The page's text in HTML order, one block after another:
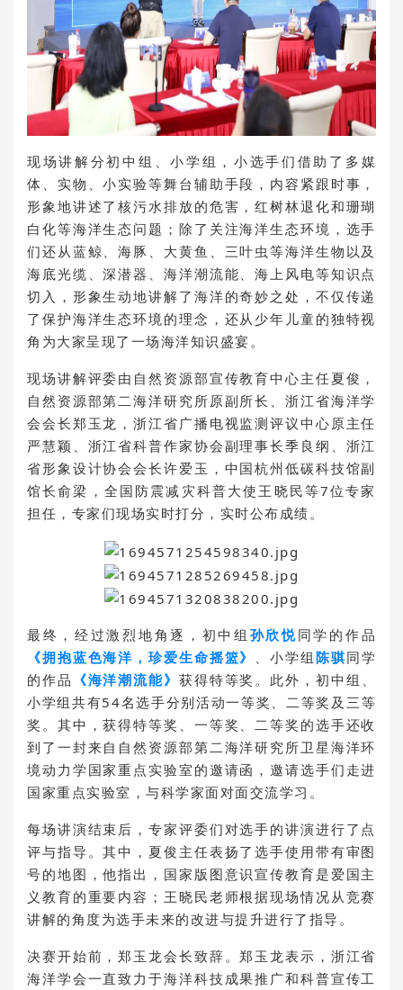
现场讲解分初中组、小学组，小选手们借助了多媒
体、实物、小实验等舞台辅助手段，内容紧跟时事，
形象地讲述了核污水排放的危害，红树林退化和珊瑚
白化等海洋生态问题；除了关注海洋生态环境，选手
们还从蓝鲸、海豚、大黄鱼、三叶虫等海洋生物以及
海底光缆、深潜器、海洋潮流能、海上风电等知识点
切入，形象生动地讲解了海洋的奇妙之处，不仅传递
了保护海洋生态环境的理念，还从少年儿童的独特视
角为大家呈现了一场海洋知识盛宴。
现场讲解评委由自然资源部宣传教育中心主任夏俊，
自然资源部第二海洋研究所原副所长、浙江省海洋学
会会长郑玉龙，浙江省广播电视监测评议中心原主任
严慧颖、浙江省科普作家协会副理事长季良纲、浙江
省形象设计协会会长许爱玉，中国杭州低碳科技馆副
馆长俞梁，全国防震减灾科普大使王晓民等7位专家
担任，专家们现场实时打分，实时公布成绩。
最终，经过激烈地角逐， 初中组 孙欣悦同学的作品
《拥抱蓝色海洋，珍爱生命摇篮》
、小学组 陈骐同学
的作品 《海洋潮流能》 获得特等奖 。此外，初中组、
小学组共有54名选手分别活动一等奖、二等奖及三等
奖。其中，获得特等奖、一等奖、二等奖的选手还收
到了一封来自自然资源部第二海洋研究所卫星海洋环
境动力学国家重点实验室的邀请函，邀请选手们走进
国家重点实验室，与科学家面对面交流学习。
每场讲演结束后，专家评委们对选手的讲演进行了点
评与指导。其中，夏俊主任表扬了选手使用带有审图
号的地图，他指出，国家版图意识宣传教育是爱国主
义教育的重要内容；王晓民老师根据现场情况从竞赛
讲解的角度为选手未来的改进与提升进行了指导。
决赛开始前，郑玉龙会长致辞。郑玉龙表示，浙江省
海洋学会一直致力于海洋科技成果推广和科普宣传工